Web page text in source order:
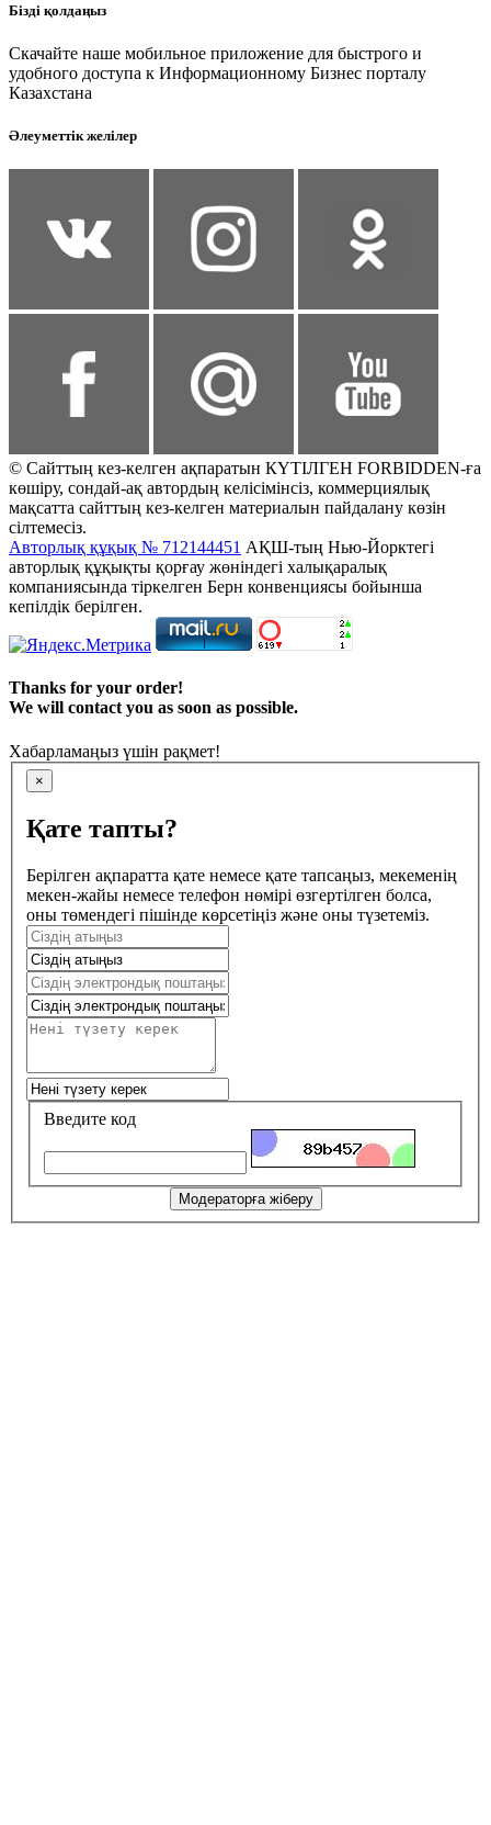
Бізді қолдаңыз
Скачайте наше мобильное приложение для быстрого и
удобного доступа к Информационному Бизнес порталу
Казахстана
Әлеуметтік желілер
© Сайттың кез-келген ақпаратын КҮТІЛГЕН FORBIDDEN-ға
көшіру, сондай-ақ автордың келісімінсіз, коммерциялық
мақсатта сайттың кез-келген материалын пайдалану көзін
сілтемесіз.
Авторлық құқық № 712144451 АҚШ-тың Нью-Йорктегі
авторлық құқықты қорғау жөніндегі халықаралық
компаниясында тіркелген Берн конвенциясы бойынша
кепілдік берілген.
Thanks for your order!
We will contact you as soon as possible.
Хабарламаңыз үшін рақмет!
×
Қате тапты?
Берілген ақпаратта қате немесе қате тапсаңыз, мекеменің
мекен-жайы немесе телефон нөмірі өзгертілген болса,
оны төмендегі пішінде көрсетіңіз және оны түзетеміз.
Введите код
Модераторға жіберу